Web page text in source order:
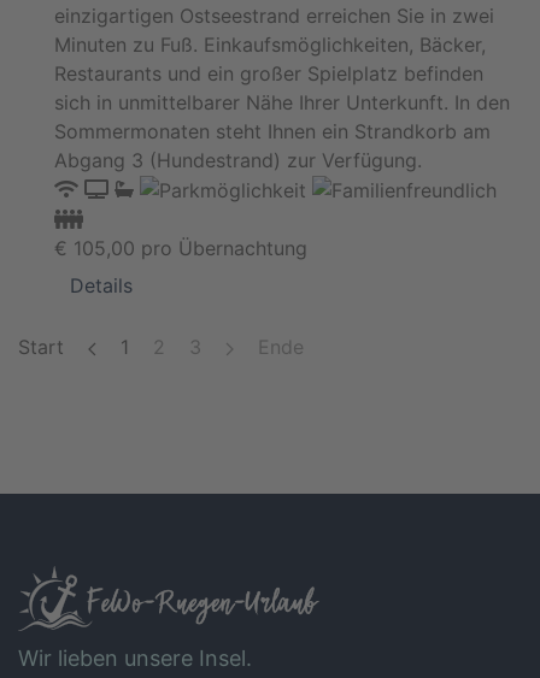
einzigartigen Ostseestrand erreichen Sie in zwei
Minuten zu Fuß. Einkaufsmöglichkeiten, Bäcker,
Restaurants und ein großer Spielplatz befinden
sich in unmittelbarer Nähe Ihrer Unterkunft. In den
Sommermonaten steht Ihnen ein Strandkorb am
Abgang 3 (Hundestrand) zur Verfügung.
€ 105,00 pro Übernachtung
Details
Start 1 2 3 Ende
Wir lieben unsere Insel.